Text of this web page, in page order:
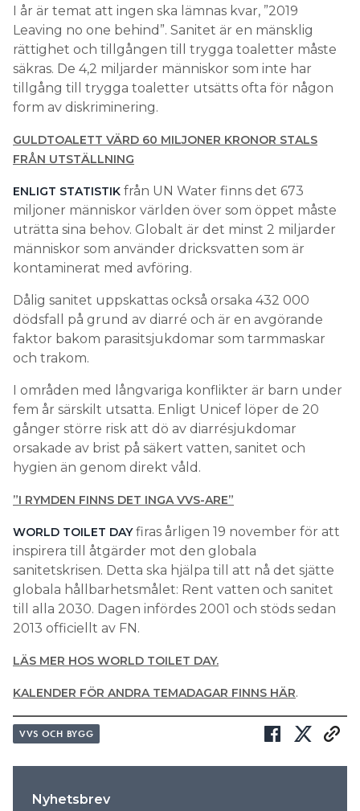
I år är temat att ingen ska lämnas kvar, ”2019
Leaving no one behind”. Sanitet är en mänsklig
rättighet och tillgången till trygga toaletter måste
säkras. De 4,2 miljarder människor som inte har
tillgång till trygga toaletter utsätts ofta för någon
form av diskriminering.
GULDTOALETT VÄRD 60 MILJONER KRONOR STALS
FRÅN UTSTÄLLNING
ENLIGT STATISTIK från UN Water finns det 673
miljoner människor världen över som öppet måste
uträtta sina behov. Globalt är det minst 2 miljarder
människor som använder dricksvatten som är
kontaminerat med avföring.
Dålig sanitet uppskattas också orsaka 432 000
dödsfall på grund av diarré och är en avgörande
faktor bakom parasitsjukdomar som tarmmaskar
och trakom.
I områden med långvariga konflikter är barn under
fem år särskilt utsatta. Enligt Unicef löper de 20
gånger större risk att dö av diarrésjukdomar
orsakade av brist på säkert vatten, sanitet och
hygien än genom direkt våld.
”I RYMDEN FINNS DET INGA VVS-ARE”
WORLD TOILET DAYfiras årligen 19 november för att
inspirera till åtgärder mot den globala
sanitetskrisen. Detta ska hjälpa till att nå det sjätte
globala hållbarhetsmålet: Rent vatten och sanitet
till alla 2030. Dagen infördes 2001 och stöds sedan
2013 officiellt av FN.
LÄS MER HOS WORLD TOILET DAY.
KALENDER FÖR ANDRA TEMADAGAR FINNS HÄR.
VVS OCH BYGG
Nyhetsbrev